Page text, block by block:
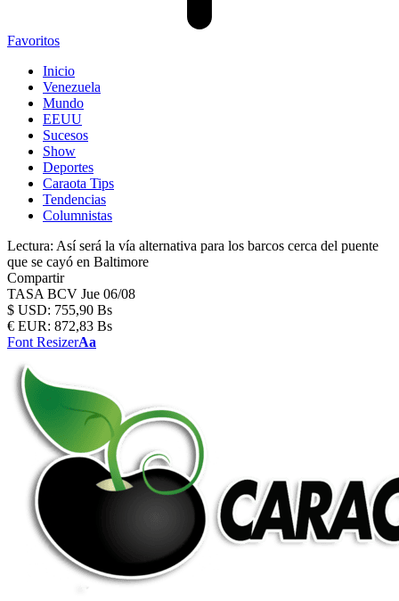
Favoritos
Inicio
Venezuela
Mundo
EEUU
Sucesos
Show
Deportes
Caraota Tips
Tendencias
Columnistas
Lectura: Así será la vía alternativa para los barcos cerca del puente
que se cayó en Baltimore
Compartir
TASA BCV Jue 06/08
$ USD: 755,90 Bs
€ EUR: 872,83 Bs
Font ResizerAa